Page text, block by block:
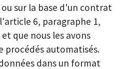
ou sur la base d'un contrat
6, paragraphe 1,
que nous les avons
procédés automatisés.
dans un format